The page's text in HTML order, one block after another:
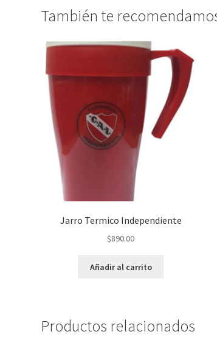
También te
Jarro Termico Independiente
$890.00
Añadir al carrito
Productos relacionados